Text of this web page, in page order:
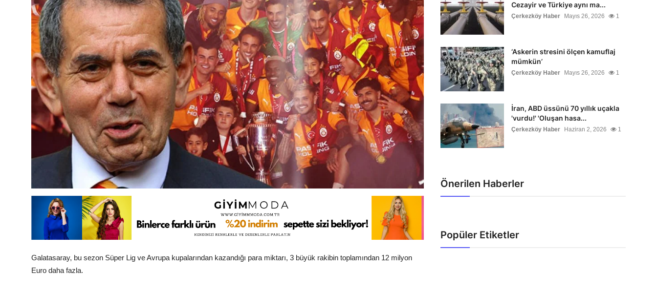
Galatasaray, bu sezon Süper Lig ve Avrupa kupalarından kazandığı para miktarı, 3 büyük rakibin toplamından 12 milyon
Euro daha fazla.
Cezayir ve Türkiye aynı ma...
Çerkezköy Haber Mayıs 26, 2026 1
‘Askerin stresini ölçen kamuflaj
mümkün’
Çerkezköy Haber Mayıs 26, 2026 1
İran, ABD üssünü 70 yıllık uçakla
'vurdu!' 'Oluşan hasa...
Çerkezköy Haber Haziran 2, 2026 1
Önerilen Haberler
Popüler Etiketler